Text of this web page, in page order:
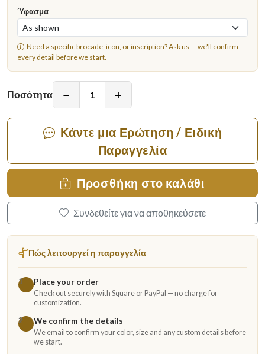
Ύφασμα
Need a specific brocade, icon, or inscription?Ask us — we'll confirm
every detail before we start.
Ποσότητα − +
Κάντε μια Ερώτηση / Ειδική
Παραγγελία
Προσθήκη στο καλάθι
Συνδεθείτε για να αποθηκεύσετε
Πώς λειτουργεί η παραγγελία
1 Place your order
Check out securely with Square or PayPal — no charge for
customization.
2
We confirm the details
We email to confirm your color, size and any custom details before
we start.